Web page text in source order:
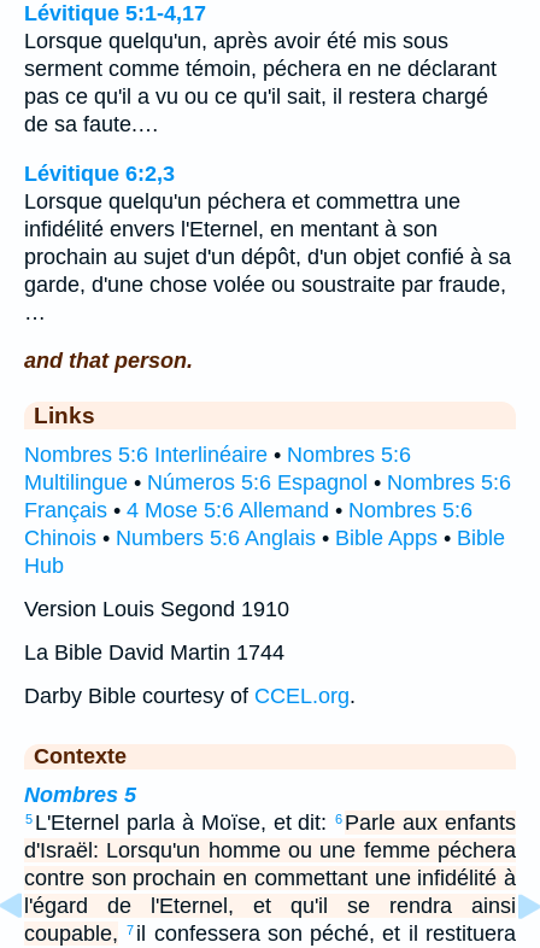
Lévitique 5:1-4,17
Lorsque quelqu'un, après avoir été mis sous
serment comme témoin, péchera en ne déclarant
pas ce qu'il a vu ou ce qu'il sait, il restera chargé
de sa faute.…
Lévitique 6:2,3
Lorsque quelqu'un péchera et commettra une
infidélité envers l'Eternel, en mentant à son
prochain au sujet d'un dépôt, d'un objet confié à sa
garde, d'une chose volée ou soustraite par fraude,
…
and that person.
Links
Nombres 5:6 Interlinéaire • Nombres 5:6
Multilingue • Números 5:6 Espagnol • Nombres 5:6
Français • 4 Mose 5:6 Allemand • Nombres 5:6
Chinois • Numbers 5:6 Anglais • Bible Apps • Bible
Hub
Version Louis Segond 1910
La Bible David Martin 1744
Darby Bible courtesy of CCEL.org.
Contexte
Nombres 5
5 L'Eternel parla à Moïse, et dit: 6 Parle aux enfants
d'Israël: Lorsqu'un homme ou une femme péchera
contre son prochain en commettant une infidélité à
l'égard de l'Eternel, et qu'il se rendra ainsi
coupable,
7 il confessera son péché, et il restituera